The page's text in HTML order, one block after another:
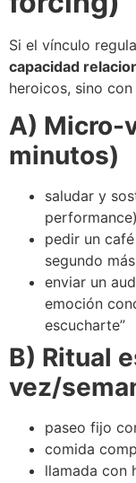
Si el vínculo
capacidad
heroicos, sino con
A) Micro-
minutos)
saludar y
performance)
pedir un
segundo
enviar un
emoción
escucharte”
B) Ritual
vez/
paseo fijo
comida
llamada con